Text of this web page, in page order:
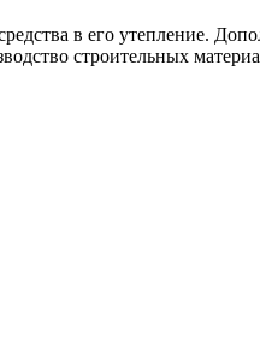
в его утепление.
строительных